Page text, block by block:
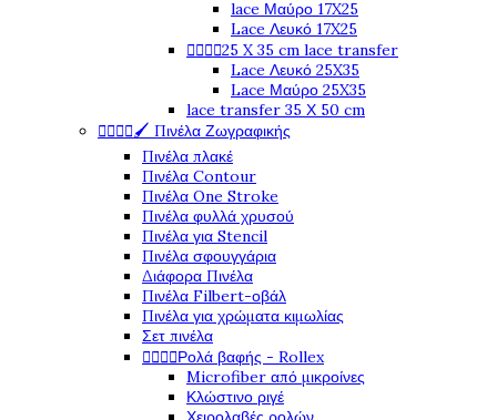
lace Μαύρο 17X25
Lace Λευκό 17X25
25 X 35 cm lace transfer
Lace Λευκό 25X35
Lace Μαύρο 25X35
lace transfer 35 Χ 50 cm
🖌️ Πινέλα Ζωγραφικής
Πινέλα πλακέ
Πινέλα Contour
Πινέλα One Stroke
Πινέλα φυλλά χρυσού
Πινέλα για Stencil
Πινέλα σφουγγάρια
Διάφορα Πινέλα
Πινέλα Filbert-οβάλ
Πινέλα για χρώματα κιμωλίας
Σετ πινέλα
Ρολά βαφής - Rollex
Microfiber από μικροίνες
Κλώστινο ριγέ